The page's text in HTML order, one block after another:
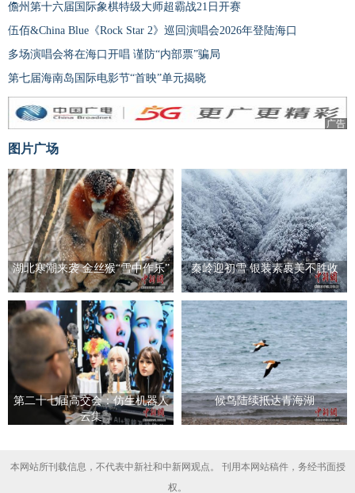
儋州第十六届国际象棋特级大师超霸战21日开赛
伍佰&China Blue《Rock Star 2》巡回演唱会2026年登陆海口
多场演唱会将在海口开唱 谨防“内部票”骗局
第七届海南岛国际电影节“首映”单元揭晓
广告
图片广场
湖北寒潮来袭 金丝猴“雪中作乐” 秦岭迎初雪 银装素裹美不胜收
第二十七届高交会：仿生机器人
云集
候鸟陆续抵达青海湖
本网站所刊载信息，不代表中新社和中新网观点。 刊用本网站稿件，务经书面授
权。